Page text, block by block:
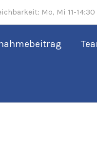
Mo, Mi 11-14:30